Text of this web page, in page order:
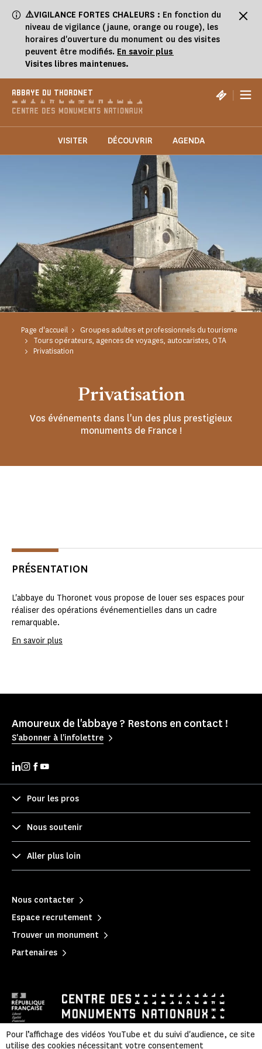
⚠️VIGILANCE FORTES CHALEURS : En fonction du
niveau de vigilance (jaune, orange ou rouge), les
horaires d'ouverture du monument ou des visites
peuvent être modifiés. En savoir plus
Visites libres maintenues.
ABBAYE DU THORONET |
VISITER DÉCOUVRIR AGENDA
Page d'accueil
Groupes adultes et professionnels du tourisme
Tours opérateurs, agences de voyages, autocaristes, OTA
Privatisation
Privatisation
Vos événements dans l'un des plus prestigieux
monuments de France !
PRÉSENTATION
L'abbaye du Thoronet vous propose de louer ses espaces pour
réaliser des opérations événementielles dans un cadre
remarquable.
En savoir plus
Amoureux de l'abbaye ? Restons en contact !
S'abonner à l'infolettre
Pour les pros
Nous soutenir
Aller plus loin
Nous contacter
Espace recrutement
Trouver un monument
Partenaires
Pour l’affichage des vidéos YouTube et du suivi d'audience, ce site
utilise des cookies nécessitant votre consentement